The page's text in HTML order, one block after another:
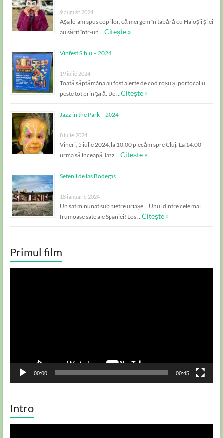
9 august 2024
Așa le-am spus copiilor, că mergem în tabără cu Haioșii și ei
au sărit într-un …Citește »
Vinfest Sibiu – 2024
19 iulie 2024
Toată săptămâna au fost alerte de cod roșu și portocaliu
peste tot prin țară. De …Citește »
Jazz in the Park – 2024
8 iulie 2024
Vineri, 5 iulie 2024, la 10.00 plecăm spre Cluj. La 14.00
urma să înceapă Jazz …Citește »
Setenil de las Bodegas
18 ianuarie 2024
Un sat minunat sub pietre uriașe… Unul dintre cele mai
frumoase sate ale Spaniei! Los …Citește »
Primul film
00:00 00:45
Intro